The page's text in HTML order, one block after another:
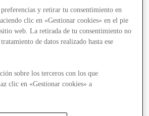
y retirar tu consentimiento en
clic en «Gestionar cookies» en el pie
web. La retirada de tu consentimiento no
de datos realizado hasta ese
sobre los terceros con los que
clic en «Gestionar cookies» a